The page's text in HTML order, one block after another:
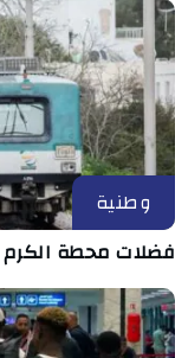
وطنية
فضلات محطة